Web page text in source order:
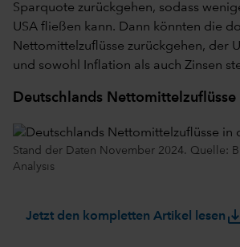
Sparquote zurückgehen, sodass
USA fließen kann. Dann könnten die
Nettomittelzuflüsse zurückgehen, der
und sowohl Inflation als auch Zinsen
Deutschlands Nettomittelzuflüsse
Stand der Daten November 2024. Quelle:
Analysis
Jetzt den kompletten Artikel lesen